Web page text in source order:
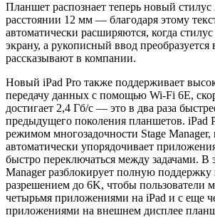
Планшет распознает теперь новый
расстоянии 12 мм — благодаря этому
автоматически расширяются, когда
экрану, а рукописный ввод преобразуется
рассказывают в компании.
Новый iPad Pro также поддерживает
передачу данных с помощью Wi-Fi 6E,
достигает 2,4 Гб/с — это в два раза
предыдущего поколения планшетов. iPad
режимом многозадочности Stage Manager,
автоматически упорядочивает
быстро переключаться между задачами. В
Manager разблокирует полную
разрешением до 6K, чтобы пользователи
четырьмя приложениями на iPad и с еще
приложениями на внешнем дисплее